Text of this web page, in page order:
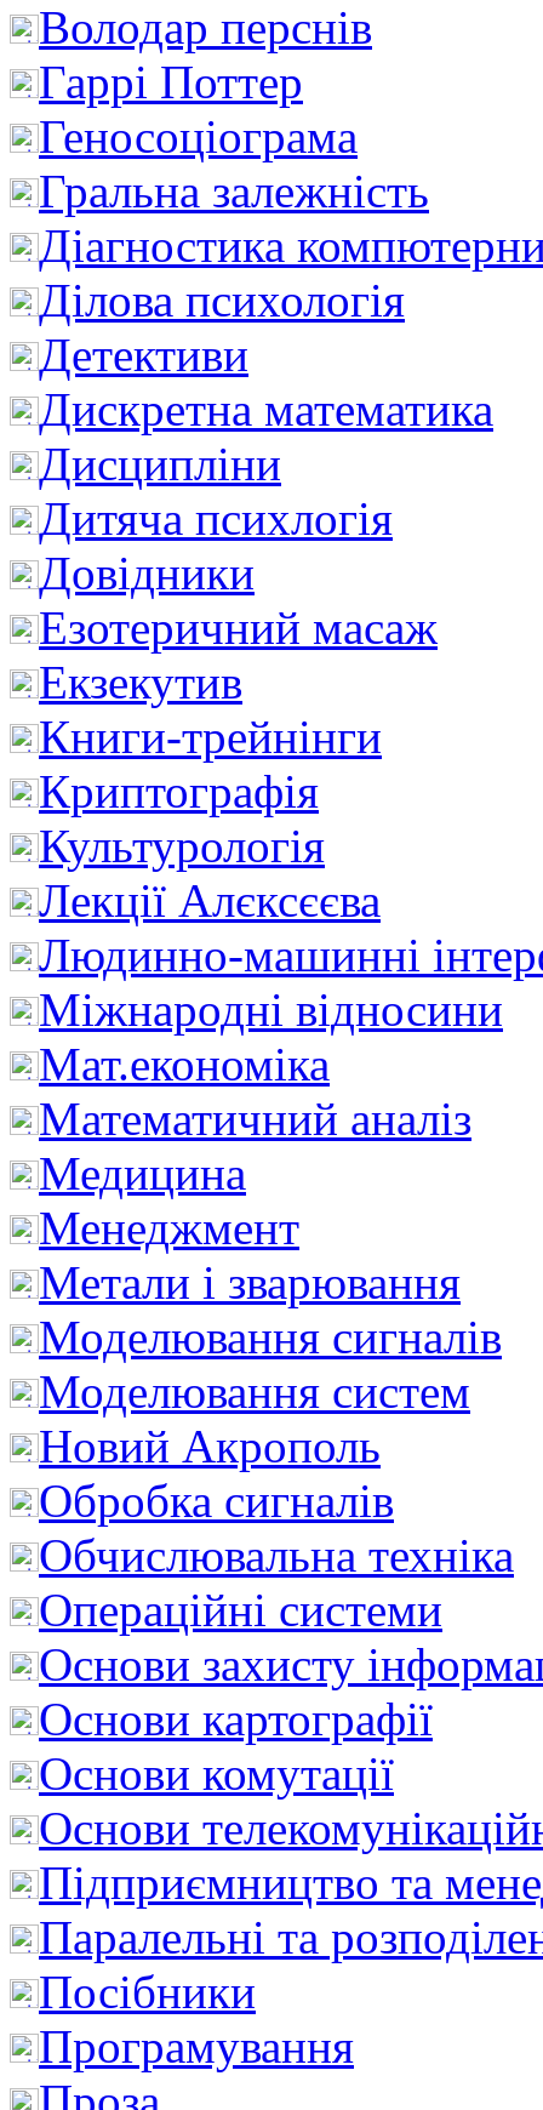
Володар перснів
Гаррі Поттер
Геносоціограма
Гральна залежність
Діагностика
Ділова психологія
Детективи
Дискретна математика
Дисципліни
Дитяча психлогія
Довідники
Езотеричний масаж
Екзекутив
Книги-трейнінги
Криптографія
Культурологія
Лекції Алєксєєва
Людинно-машинні
Міжнародні відносини
Мат.економіка
Математичний аналіз
Медицина
Менеджмент
Метали і зварювання
Моделювання сигналів
Моделювання систем
Новий Акрополь
Обробка сигналів
Обчислювальна техніка
Операційні системи
Основи захисту
Основи картографії
Основи комутації
Основи
Підприємництво та
Паралельні та
Посібники
Програмування